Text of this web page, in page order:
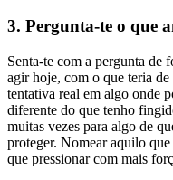
3. Pergunta-te o que
Senta-te com a pergunta de
agir hoje, com o que teria
tentativa real em algo onde
diferente do que tenho
muitas vezes para algo de
proteger. Nomear aquilo
que pressionar com mais